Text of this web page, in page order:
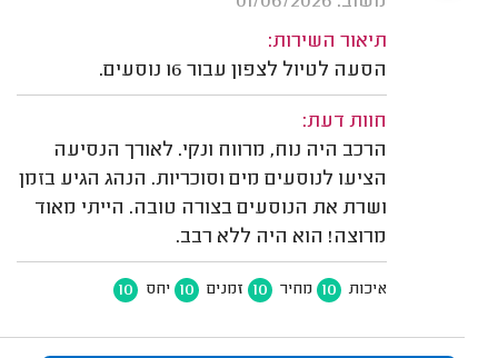
תיאור השירות:
הסעה לטיול לצפון עבור 16 נוסעים.
חוות דעת:
הרכב היה נוח, מרווח ונקי. לאורך הנסיעה
הציעו לנוסעים מים וסוכריות. הנהג הגיע בזמן
ושרת את הנוסעים בצורה טובה. הייתי מאוד
מרוצה! הוא היה ללא רבב.
איכות 10 מחיר 10 זמנים 10 יחס 10